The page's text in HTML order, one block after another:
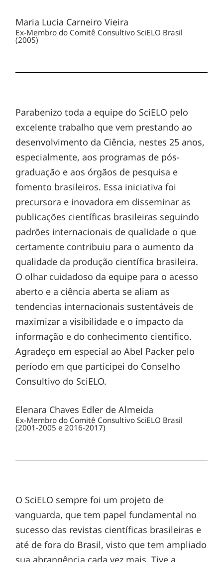
Maria Lucia Carneiro Vieira
Ex-Membro do Comitê Consultivo SciELO Brasil
(2005)
Parabenizo toda a equipe do SciELO pelo
excelente trabalho que vem prestando ao
desenvolvimento da Ciência, nestes 25 anos,
especialmente, aos programas de pós-
graduação e aos órgãos de pesquisa e
fomento brasileiros. Essa iniciativa foi
precursora e inovadora em disseminar as
publicações científicas brasileiras seguindo
padrões internacionais de qualidade o que
certamente contribuiu para o aumento da
qualidade da produção científica brasileira.
O olhar cuidadoso da equipe para o acesso
aberto e a ciência aberta se aliam as
tendencias internacionais sustentáveis de
maximizar a visibilidade e o impacto da
informação e do conhecimento científico.
Agradeço em especial ao Abel Packer pelo
período em que participei do Conselho
Consultivo do SciELO.
Elenara Chaves Edler de Almeida
Ex-Membro do Comitê Consultivo SciELO Brasil
(2001-2005 e 2016-2017)
O SciELO sempre foi um projeto de
vanguarda, que tem papel fundamental no
sucesso das revistas científicas brasileiras e
até de fora do Brasil, visto que tem ampliado
sua abrangência cada vez mais. Tive a